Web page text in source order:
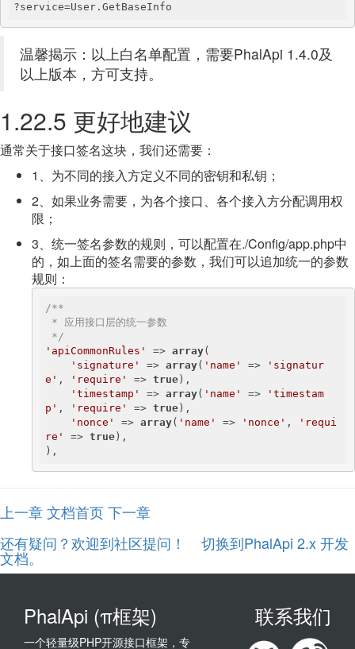
?service=User.GetBaseInfo
温馨揭示：以上白名单配置，需要PhalApi 1.4.0及
以上版本，方可支持。
1.22.5 更好地建议
通常关于接口签名这块，我们还需要：
1、为不同的接入方定义不同的密钥和私钥；
2、如果业务需要，为各个接口、各个接入方分配调用权
限；
3、统一签名参数的规则，可以配置在./Config/app.php中
的，如上面的签名需要的参数，我们可以追加统一的参数
规则：
/**
*/
'apiCommonRules'
=> array(
'signature'
=> array( 'name' =>
'signatur
e' , 'require' => true ),
'timestamp'
=> array( 'name' =>
'timestam
p' , 'require' => true ),
'nonce'
=> array( 'name' => 'nonce' ,
'requi
re'
=> true ),
),
上一章文档首页下一章
还有疑问？欢迎到社区提问！
切换到PhalApi 2.x 开发
文档。
PhalApi (π框架)
一个轻量级PHP开源接口框架，专
联系我们